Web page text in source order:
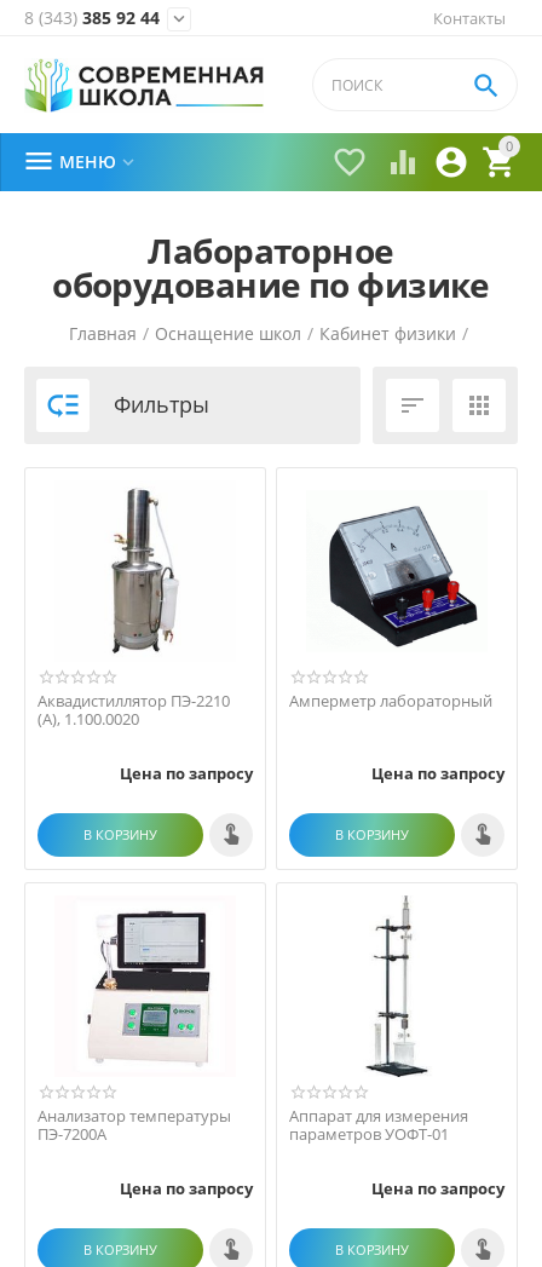
Контакты
8 (343) 385 92 44 
0


 

 МЕНЮ 
Лабораторное
оборудование по физике
Главная / Оснащение школ / Кабинет физики /
 Фильтры  
Аквадистиллятор ПЭ-2210
(А), 1.100.0020
Цена по запросу
В КОРЗИНУ
Амперметр лабораторный
Цена по запросу
В КОРЗИНУ
Анализатор температуры
ПЭ-7200А
Цена по запросу
В КОРЗИНУ
Аппарат для измерения
параметров УОФТ-01
Цена по запросу
В КОРЗИНУ